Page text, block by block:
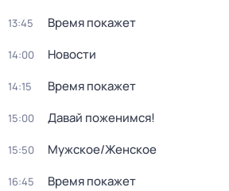
13:45 Время покажет
14:00 Новости
14:15 Время покажет
15:00 Давай поженимся!
15:50 Мужское/Женское
16:45 Время покажет